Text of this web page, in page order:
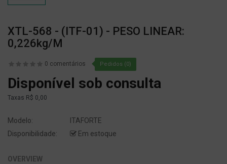
XTL-568 - (ITF-01) - PESO LINEAR:
0,226kg/m
0 comentários Pedidos (0)
Disponível sob consulta
Taxas R$ 0,00
Modelo:
ITAFORTE
Disponibilidade:
Em estoque
OVERVIEW